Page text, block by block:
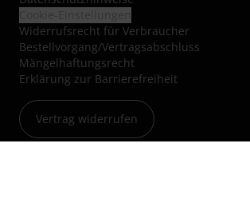
Widerrufsrecht für Verbraucher
Bestellvorgang/Vertragsabschluss
Mängelhaftungsrecht
Erklärung zur Barrierefreiheit
Vertrag widerrufen